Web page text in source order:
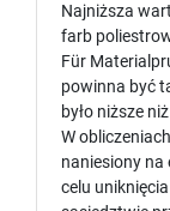
Najniższa
farb
Für
powinna być
było niższe
W
naniesiony na
celu